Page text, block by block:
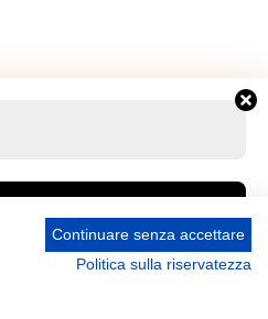
e di ricevere le
ITALIANA GRUPPO
Continuare senza accettare
Politica sulla riservatezza